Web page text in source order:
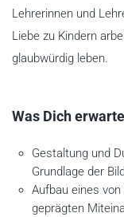
Lehrerinnen und
Liebe zu Kindern
glaubwürdig leben.
Was Dich
Gestaltung und
Grundlage der
Aufbau eines
geprägten